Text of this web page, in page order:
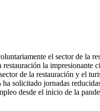
el sector de la
la impresionante
de la restauración y el
solicitado jornadas
desde el inicio de la